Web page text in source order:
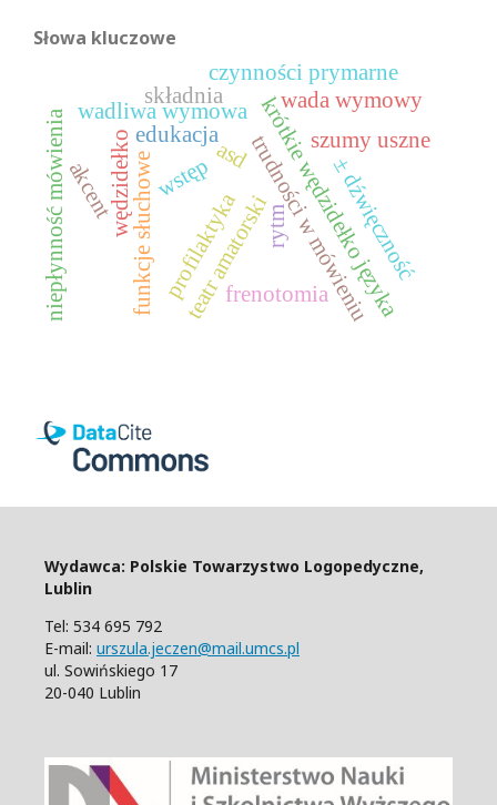
Słowa kluczowe
wstęp
edukacja
asd
funkcje słuchowe trudności w mówieniu
krótkie wędzidełko języka
wada wymowy
wadliwa wymowa
profilaktyka
wędzidełko
frenotomia
czynności prymarne
teatr amatorski
akcent
szumy uszne
niepłynność mówienia ± dźwięczność
rytm
składnia
Wydawca: Polskie Towarzystwo Logopedyczne,
Lublin
Tel: 534 695 792
E-mail: urszula.jeczen@mail.umcs.pl
ul. Sowińskiego 17
20-040 Lublin